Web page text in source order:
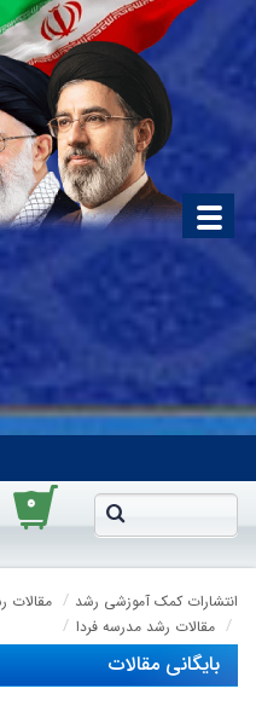
۰
انتشارات کمک آموزشی رشد مقالات
مقالات رشد مدرسه فردا
بایگانی مقالات